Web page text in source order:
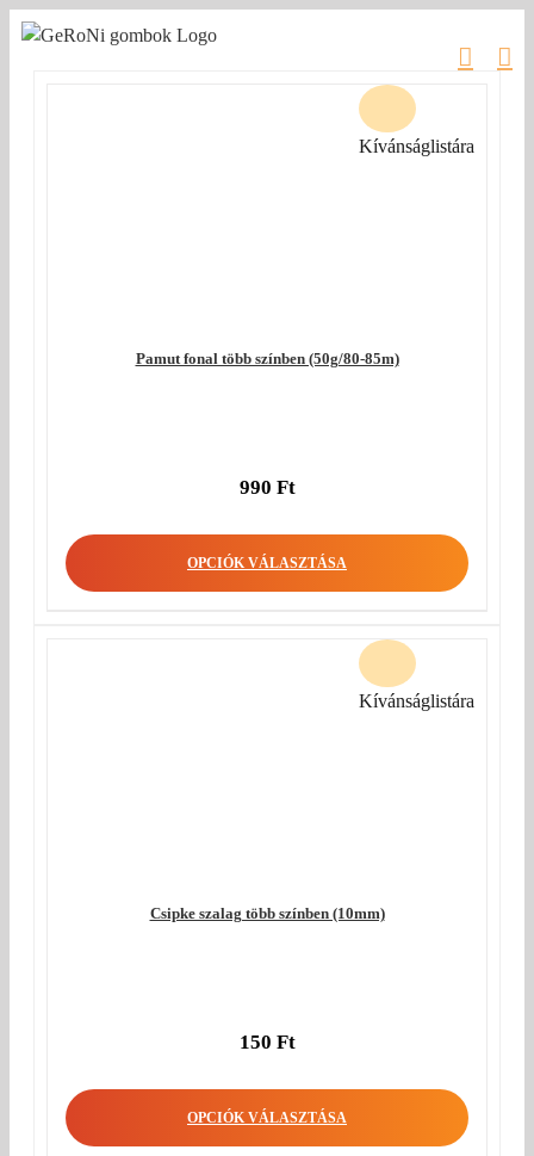
Kihagyás
Pamut fonal több színben (50g/80-85m)
990 Ft
OPCIÓK VÁLASZTÁSA
Kívánságlistára
Csipke szalag több színben (10mm)
150 Ft
OPCIÓK VÁLASZTÁSA
Kívánságlistára